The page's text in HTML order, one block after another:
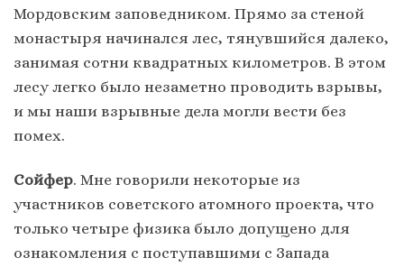
Мордовским заповедником. Прямо за стеной
монастыря начинался лес, тянувшийся далеко,
занимая сотни квадратных километров. В этом
лесу легко было незаметно проводить взрывы,
и мы наши взрывные дела могли вести без
помех.
Сойфер. Мне говорили некоторые из
участников советского атомного проекта, что
только четыре физика было допущено для
ознакомления с поступавшими с Запада